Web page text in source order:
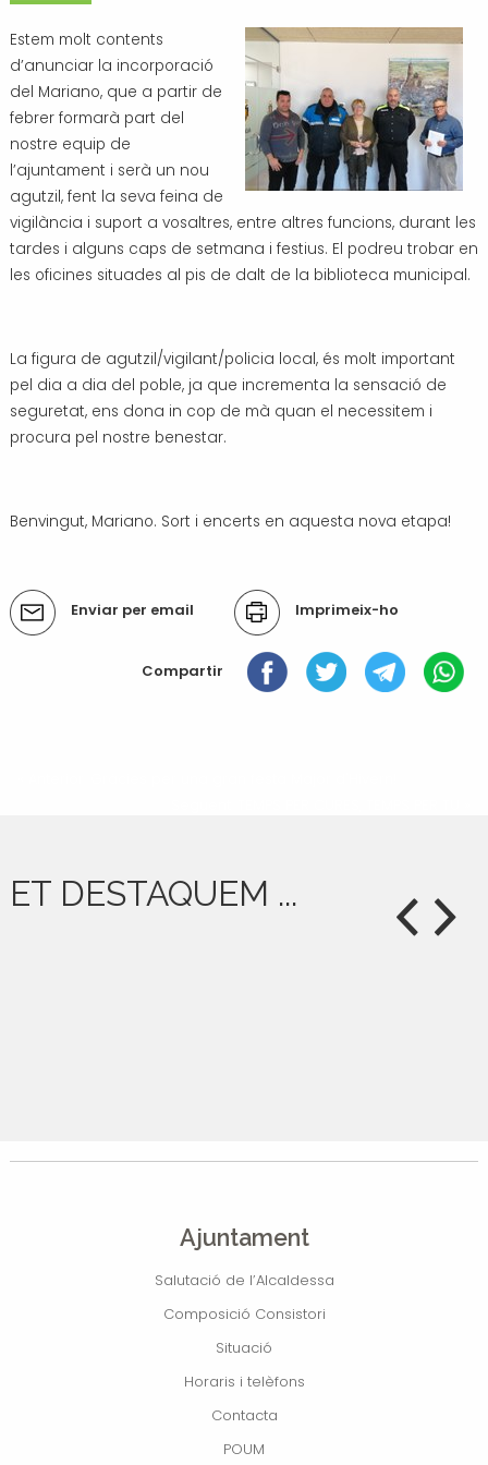
Estem molt contents
d’anunciar la incorporació
del Mariano, que a partir de
febrer formarà part del
nostre equip de
l’ajuntament i serà un nou
agutzil, fent la seva feina de
vigilància i suport a vosaltres, entre altres funcions, durant les
tardes i alguns caps de setmana i festius. El podreu trobar en
les oficines situades al pis de dalt de la biblioteca municipal.
La figura de agutzil/vigilant/policia local, és molt important
pel dia a dia del poble, ja que incrementa la sensació de
seguretat, ens dona in cop de mà quan el necessitem i
procura pel nostre benestar.
Benvingut, Mariano. Sort i encerts en aquesta nova etapa!
Accions
del
Enviar per email Imprimeix-ho
Compartir
ET DESTAQUEM ...
Ajuntament
Salutació de l’Alcaldessa
Composició Consistori
Situació
Horaris i telèfons
Contacta
POUM